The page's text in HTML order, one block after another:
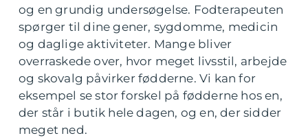
og en grundig undersøgelse. Fodterapeuten
spørger til dine gener, sygdomme, medicin
og daglige aktiviteter. Mange bliver
overraskede over, hvor meget livsstil, arbejde
og skovalg påvirker fødderne. Vi kan for
eksempel se stor forskel på fødderne hos en,
der står i butik hele dagen, og en, der sidder
meget ned.